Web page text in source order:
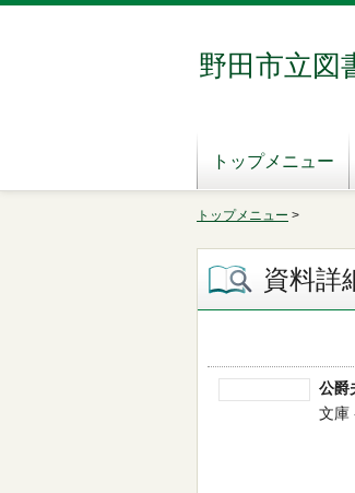
野田市立図
トップメニュー
トップメニュー >
資料詳
公爵
文庫